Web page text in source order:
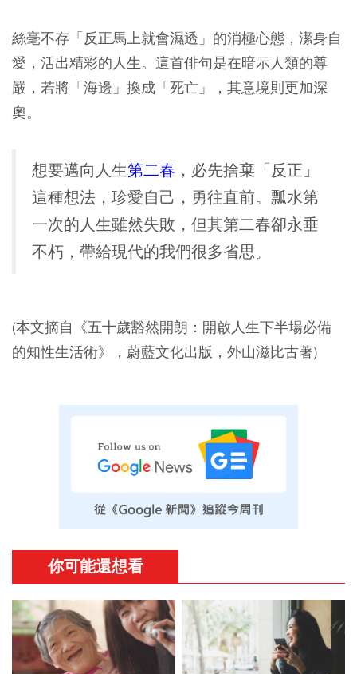
絲毫不存「反正馬上就會濕透」的消極心態，潔身自
愛，活出精彩的人生。這首俳句是在暗示人類的尊
嚴，若將「海邊」換成「死亡」，其意境則更加深
奧。
想要邁向人生第二春 ，必先捨棄「反正」
這種想法，珍愛自己，勇往直前。瓢水第
一次的人生雖然失敗，但其第二春卻永垂
不朽，帶給現代的我們很多省思。
(本文摘自《五十歲豁然開朗：開啟人生下半場必備
的知性生活術》，蔚藍文化出版，外山滋比古著)